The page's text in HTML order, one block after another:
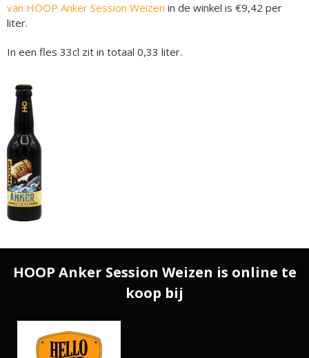
van HOOP Anker Session Weizen in de winkel is €9,42 per
liter.
In een fles 33cl zit in totaal 0,33 liter.
HOOP Anker Session Weizen is online te
koop bij